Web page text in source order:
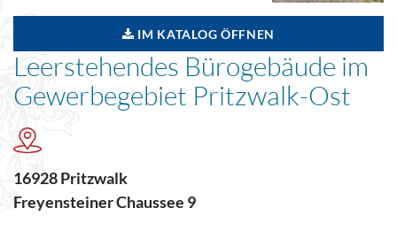
IM KATALOG ÖFFNEN
Leerstehendes Bürogebäude im
Gewerbegebiet Pritzwalk-Ost
16928 Pritzwalk
Freyensteiner Chaussee 9